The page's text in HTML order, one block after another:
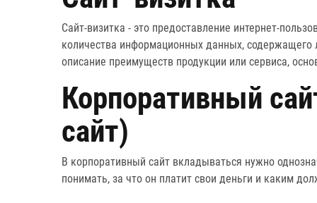
Сайт-визитка - это предоставление интернет-
количества информационных данных,
описание преимуществ продукции или сервиса,
Корпоративный
сайт)
В корпоративный сайт вкладываться нужно
понимать, за что он платит свои деньги и каким